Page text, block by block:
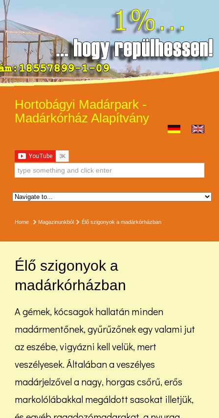
Hortobágyi Madárpark -
Madárkórház Alapítvány
Home Magazinunkból Élő szigonyok a madárkórházban
Élő szigonyok a
madárkórházban
A gémek, kócsagok hallatán minden
madármentőnek, gyűrűzőnek egy valami jut
az eszébe, vigyázni kell velük, mert
veszélyesek. Általában a veszélyes
madárjelzővel a nagy, horgas csőrű, erős
markolólábakkal megáldott sasokat illetjük,